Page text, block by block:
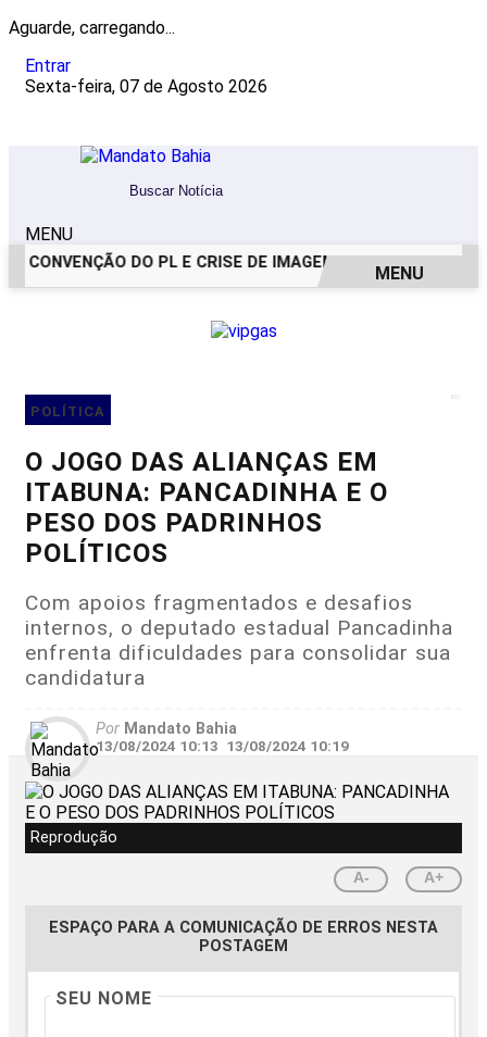
Aguarde, carregando...
Entrar
Sexta-feira, 07 de Agosto 2026
MENU
CONVENÇÃO DO PL E CRISE DE IMAGEM: OS BASTIDORES
MENU
POLÍTICA
O JOGO DAS ALIANÇAS EM
ITABUNA: PANCADINHA E O
PESO DOS PADRINHOS
POLÍTICOS
Com apoios fragmentados e desafios
internos, o deputado estadual Pancadinha
enfrenta dificuldades para consolidar sua
candidatura
Por Mandato Bahia
13/08/2024 10:13 13/08/2024 10:19
Reprodução
A- A+
ESPAÇO PARA A COMUNICAÇÃO DE ERROS NESTA
POSTAGEM
SEU NOME